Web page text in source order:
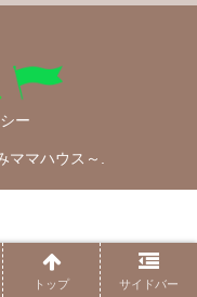
ー
マハウス～.
トップ サイドバー